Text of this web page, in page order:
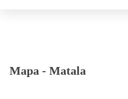
Mapa - Matala